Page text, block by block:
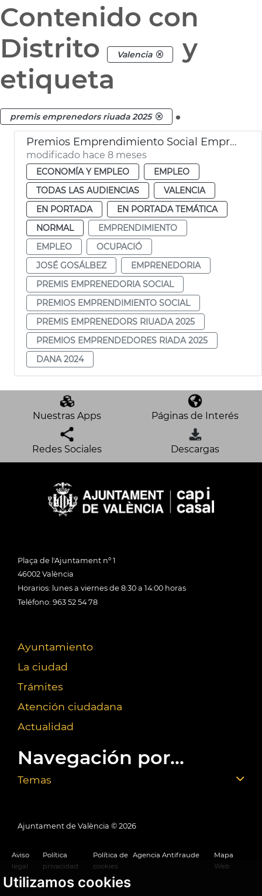
Utilizamos cookies
Contenido con
Distrito
Valencia
y
etiqueta
premis emprenedors riuada 2025 .
Premios Emprendimiento Social Emprendedores Riada 2025
modificado hace 8 meses
ECONOMÍA Y EMPLEO
EMPLEO
TODAS LAS AUDIENCIAS
VALENCIA
EN PORTADA
EN PORTADA TEMÁTICA
NORMAL
EMPRENDIMIENTO
EMPLEO
OCUPACIÓ
JOSÉ GOSÁLBEZ
EMPRENEDORIA
PREMIS EMPRENEDORIA SOCIAL
PREMIOS EMPRENDIMIENTO SOCIAL
PREMIS EMPRENEDORS RIUADA 2025
PREMIOS EMPRENDEDORES RIADA 2025
DANA 2024
Nuestras Apps Páginas de Interés
Redes Sociales Descargas
Plaça de l'Ajuntament nº 1
46002 València
Horarios: lunes a viernes de 8:30 a 14:00 horas
Teléfono: 963 52 54 78
Ayuntamiento
La ciudad
Trámites
Atención ciudadana
Actualidad
Navegación por...
Temas
Ajuntament de València © 2026
Aviso
legal
Política
privacidad
Política de
cookies
Agencia Antifraude
Mapa
Web